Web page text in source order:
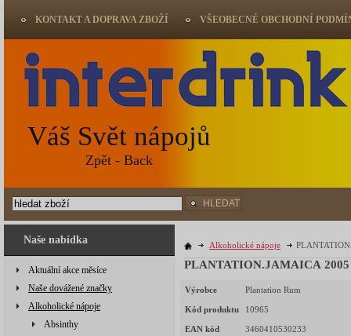
Naše nabídka
Aktuální akce měsíce
Naše dovážené značky
Alkoholické nápoje
Absinthy
Alkoholické nápoje
PLANTATION.JAMAICA 2005
Výrobce Plantation Rum
Kód produktu 10965
EAN kód 3460410530233
KONTAKT A DOPRAVA ZBOŽÍ VŠEOBECNÉ OBCHODNÍ
Váš Svět nápojů
Zpět - Back
HLEDAT